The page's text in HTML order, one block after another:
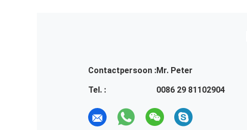
Contactpersoon :Mr. Peter
Tel. :
0086 29 81102904